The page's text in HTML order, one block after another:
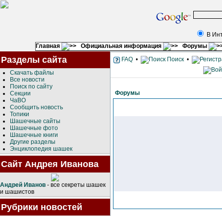
В
Главная
Официальная информация Форумы
Разделы сайта
Скачать файлы
Все новости
Поиск по сайту
Секции
ЧаВО
Сообщить новость
Топики
Шашечные сайты
Шашечные фото
Шашечные книги
Другие разделы
Энциклопедия шашек
Сайт Андрея Иванова
Андрей Иванов - все секреты шашек
и шашистов
Рубрики новостей
FAQ • Поиск •
Форумы